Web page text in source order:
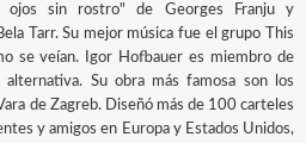
ojos sin rostro" de Georges Franju y
Tarr. Su mejor música fue el grupo This
se veían. Igor Hofbauer es miembro de
Su obra más famosa son los
de Zagreb. Diseñó más de 100 carteles
y amigos en Europa y Estados Unidos,